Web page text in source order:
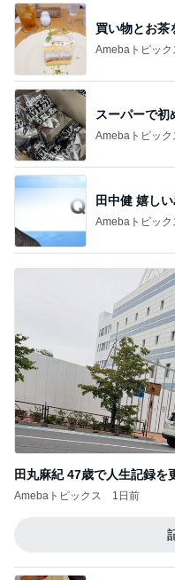
買い物とお茶
Amebaトピック
スーパーで初
Amebaトピック
田中健 嬉し
Amebaトピック
田丸麻紀 47歳で人生記録を
Amebaトピックス 1日前